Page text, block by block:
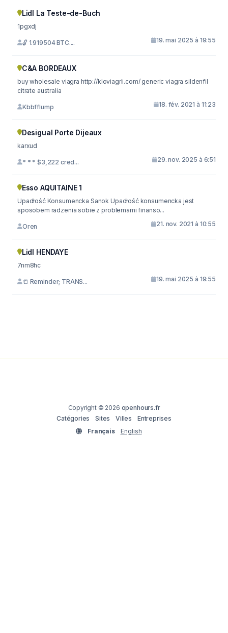
Lidl La Teste-de-Buch
1pgxdj
🔓 1.919504 BTC.... 19. mai 2025 à 19:55
C&A BORDEAUX
buy wholesale viagra http://kloviagrli.com/ generic viagra sildenfil
citrate australia
Kbbfflump 18. fév. 2021 à 11:23
Desigual Porte Dijeaux
karxud
* * * $3,222 cred... 29. nov. 2025 à 6:51
Esso AQUITAINE 1
Upadłość Konsumencka Sanok Upadłość konsumencka jest
sposobem radzenia sobie z problemami finanso...
Oren 21. nov. 2021 à 10:55
Lidl HENDAYE
7nm8hc
📒 Reminder; TRANS... 19. mai 2025 à 19:55
Copyright © 2026 openhours.fr
Catégories
Sites Villes
Entreprises
Français
English